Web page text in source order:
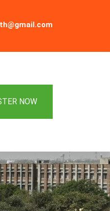
NOW